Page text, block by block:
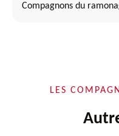
Compagnons du
LES